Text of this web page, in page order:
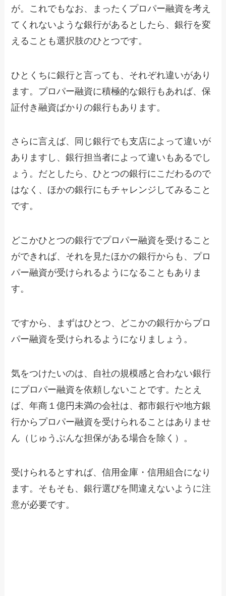
が。これでもなお、まったくプロパー融資を考え
てくれないような銀行があるとしたら、銀行を変
えることも選択肢のひとつです。
ひとくちに銀行と言っても、それぞれ違いがあり
ます。プロパー融資に積極的な銀行もあれば、保
証付き融資ばかりの銀行もあります。
さらに言えば、同じ銀行でも支店によって違いが
ありますし、銀行担当者によって違いもあるでし
ょう。だとしたら、ひとつの銀行にこだわるので
はなく、ほかの銀行にもチャレンジしてみること
です。
どこかひとつの銀行でプロパー融資を受けること
ができれば、それを見たほかの銀行からも、プロ
パー融資が受けられるようになることもありま
す。
ですから、まずはひとつ、どこかの銀行からプロ
パー融資を受けられるようになりましょう。
気をつけたいのは、自社の規模感と合わない銀行
にプロパー融資を依頼しないことです。たとえ
ば、年商１億円未満の会社は、都市銀行や地方銀
行からプロパー融資を受けられることはありませ
ん（じゅうぶんな担保がある場合を除く）。
受けられるとすれば、信用金庫・信用組合になり
ます。そもそも、銀行選びを間違えないように注
意が必要です。